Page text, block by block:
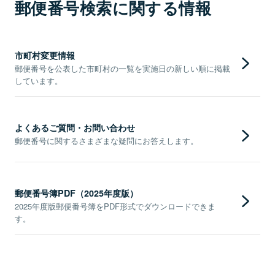
郵便番号検索に関する情報
市町村変更情報
郵便番号を公表した市町村の一覧を実施日の新しい順に掲載
しています。
よくあるご質問・お問い合わせ
郵便番号に関するさまざまな疑問にお答えします。
郵便番号簿PDF（2025年度版）
2025年度版郵便番号簿をPDF形式でダウンロードできま
す。